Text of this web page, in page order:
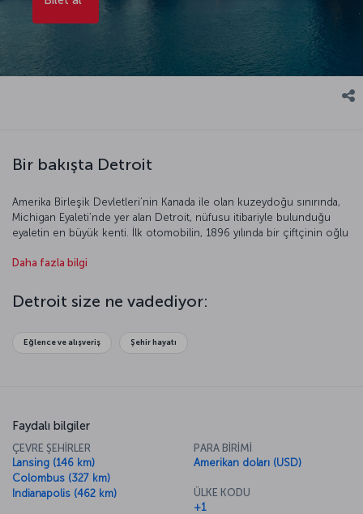
Bir bakışta Detroit
Amerika Birleşik Devletleri’nin Kanada ile olan kuzeydoğu sınırında,
Michigan Eyaleti’nde yer alan Detroit, nüfusu itibariyle bulunduğu
eyaletin en büyük kenti. İlk otomobilin, 1896 yılında bir çiftçinin oğlu
dünyada motor kent olarak anılıyor. Amerikalı ünlü sanatçılarının en
doğduğu kent olarak biliniyor. Detroit, ABD’deki Afrika-Amerika
kültürünü en iyi hissedeceğiniz yerlerden biri. Farklı deneyimler
Daha fazla bilgi
Detroit size ne vadediyor:
Eğlence ve alışveriş Şehir hayatı
Faydalı bilgiler
ÇEVRE ŞEHİRLER
Lansing (146 km)
Colombus (327 km)
Indianapolis (462 km)
PARA BİRİMİ
Amerikan doları (USD)
ÜLKE KODU
+1